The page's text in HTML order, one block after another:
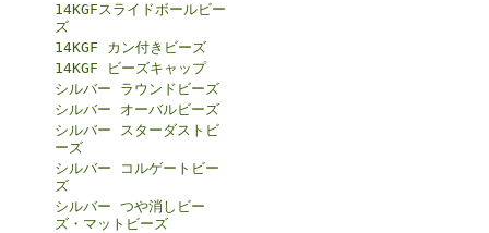
14KGFスライドボールビー
ズ
14KGF カン付きビーズ
14KGF ビーズキャップ
シルバー ラウンドビーズ
シルバー オーバルビーズ
シルバー スターダストビ
ーズ
シルバー コルゲートビー
ズ
シルバー つや消しビー
ズ・マットビーズ